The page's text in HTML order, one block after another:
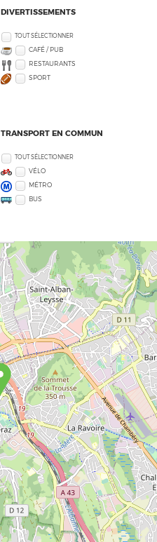
DIVERTISSEMENTS
TOUT SÉLECTIONNER
CAFÉ / PUB
RESTAURANTS
SPORT
TRANSPORT EN COMMUN
TOUT SÉLECTIONNER
VÉLO
MÉTRO
BUS